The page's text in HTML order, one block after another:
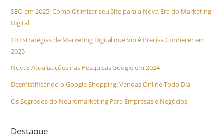
SEO em 2025: Como Otimizar seu Site para a Nova Era do Marketing
Digital
10 Estratégias de Marketing Digital que Você Precisa Conhecer em
2025
Novas Atualizações nas Pesquisas Google em 2024
Desmistificando o Google Shopping: Vendas Online Todo Dia
Os Segredos do Neuromarketing Para Empresas e Negócios
Destaque